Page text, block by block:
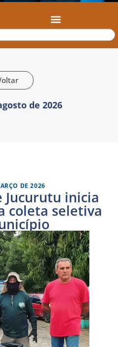
de 2026
DE 2026
inicia
coleta seletiva